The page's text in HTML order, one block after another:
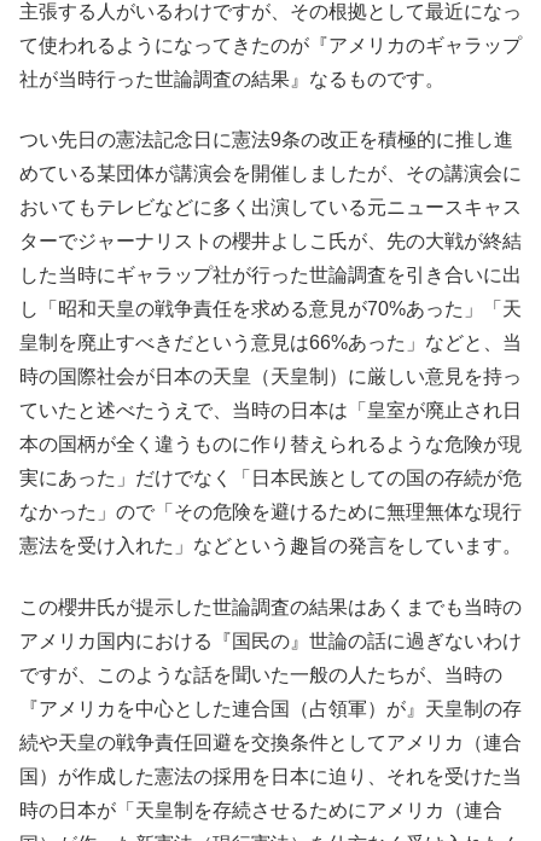
主張する人がいるわけですが、その根拠として最近になっ
て使われるようになってきたのが『アメリカのギャラップ
社が当時行った世論調査の結果』なるものです。
つい先日の憲法記念日に憲法9条の改正を積極的に推し進
めている某団体が講演会を開催しましたが、その講演会に
おいてもテレビなどに多く出演している元ニュースキャス
ターでジャーナリストの櫻井よしこ氏が、先の大戦が終結
した当時にギャラップ社が行った世論調査を引き合いに出
し「昭和天皇の戦争責任を求める意見が70%あった」「天
皇制を廃止すべきだという意見は66%あった」などと、当
時の国際社会が日本の天皇（天皇制）に厳しい意見を持っ
ていたと述べたうえで、当時の日本は「皇室が廃止され日
本の国柄が全く違うものに作り替えられるような危険が現
実にあった」だけでなく「日本民族としての国の存続が危
なかった」ので「その危険を避けるために無理無体な現行
憲法を受け入れた」などという趣旨の発言をしています。
この櫻井氏が提示した世論調査の結果はあくまでも当時の
アメリカ国内における『国民の』世論の話に過ぎないわけ
ですが、このような話を聞いた一般の人たちが、当時の
『アメリカを中心とした連合国（占領軍）が』天皇制の存
続や天皇の戦争責任回避を交換条件としてアメリカ（連合
国）が作成した憲法の採用を日本に迫り、それを受けた当
時の日本が「天皇制を存続させるためにアメリカ（連合